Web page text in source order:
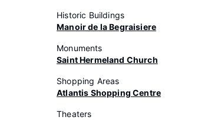
Historic Buildings
Manoir de la Begraisiere
Monuments
Saint Hermeland Church
Shopping Areas
Atlantis Shopping Centre
Theaters